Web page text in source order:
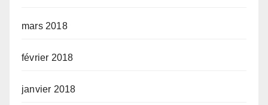
mars 2018
février 2018
janvier 2018